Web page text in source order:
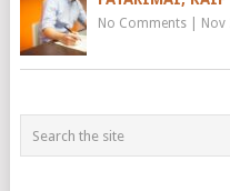
No Comments| Nov